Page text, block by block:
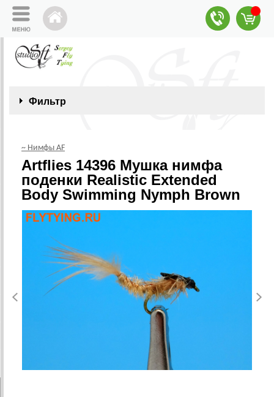
Фильтр
~ Нимфы AF
Artflies 14396 Мушка нимфа
поденки Realistic Extended
Body Swimming Nymph Brown